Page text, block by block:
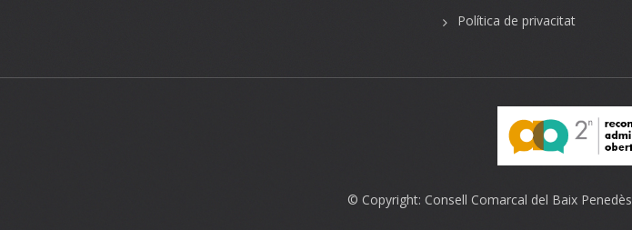
Política de privacitat
© Copyright: Consell Comarcal del Baix Penedès